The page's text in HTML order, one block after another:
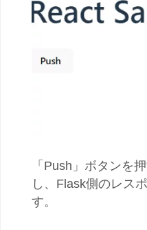
「Push」ボタンを
し、Flask側のレス
す。